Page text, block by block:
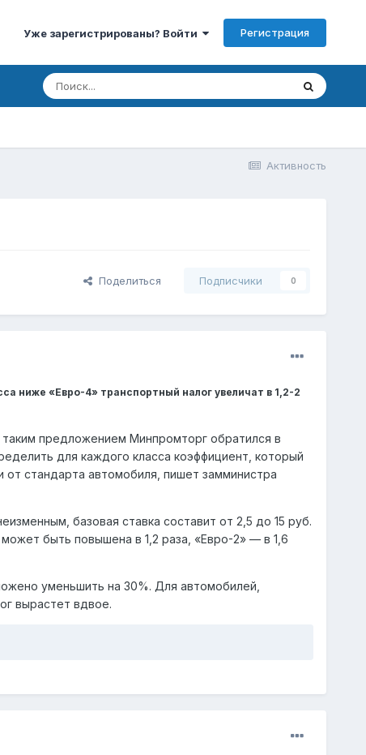
Уже зарегистрированы? Войти Регистрация
Активность
Поделиться Подписчики 0
ниже «Евро-4» транспортный налог увеличат в 1,2-2
таким предложением Минпромторг обратился в
для каждого класса коэффициент, который
от стандарта автомобиля, пишет замминистра
базовая ставка составит от 2,5 до 15 руб.
быть повышена в 1,2 раза, «Евро-2» — в 1,6
уменьшить на 30%. Для автомобилей,
вырастет вдвое.